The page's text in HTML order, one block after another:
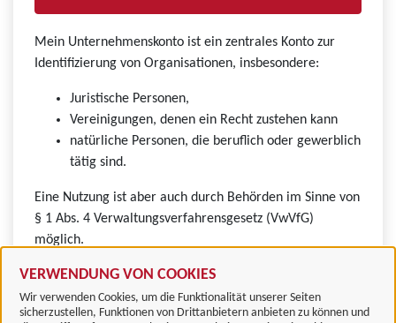
VERWENDUNG VON COOKIES
Wir verwenden Cookies, um die Funktionalität unserer Seiten
sicherzustellen, Funktionen von Drittanbietern anbieten zu können und
Mein Unternehmenskonto ist ein zentrales Konto zur
Identifizierung von Organisationen, insbesondere:
Juristische Personen,
Vereinigungen, denen ein Recht zustehen kann
natürliche Personen, die beruflich oder gewerblich
tätig sind.
Eine Nutzung ist aber auch durch Behörden im Sinne von
§ 1 Abs. 4 Verwaltungsverfahrensgesetz (VwVfG)
möglich.